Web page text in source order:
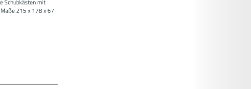
Schubkästen mit
215 x 178 x 67